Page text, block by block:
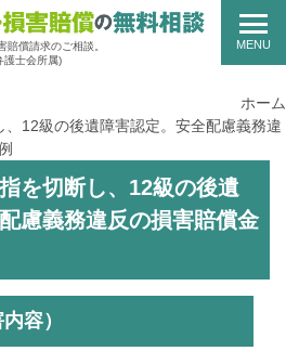
賠償請求のご相談。
護士会所属)
MENU
ホーム
12級の後遺障害認定。安全配慮義務違
を切断し、12級の後遺
慮義務違反の損害賠償金
容）